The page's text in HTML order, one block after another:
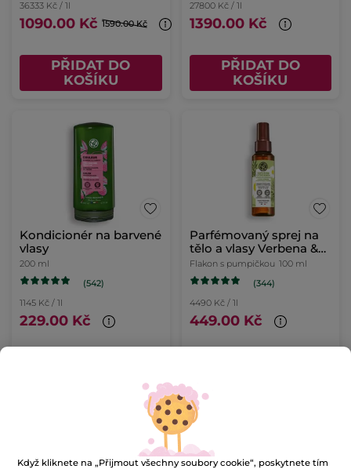
36333 Kč / 1l
1090.00 Kč 1590.00 Kč
PŘIDAT DO
KOŠÍKU
27800 Kč / 1l
1390.00 Kč
PŘIDAT DO
KOŠÍKU
Kondicionér na barvené
vlasy
200 ml
(542)
1145 Kč / 1l
229.00 Kč
Parfémovaný sprej na
tělo a vlasy Verbena &
heřmánek
Flakon s pumpičkou 100 ml
(344)
4490 Kč / 1l
449.00 Kč
BESTSELLER
Když kliknete na „Přijmout všechny soubory cookie“, poskytnete tím